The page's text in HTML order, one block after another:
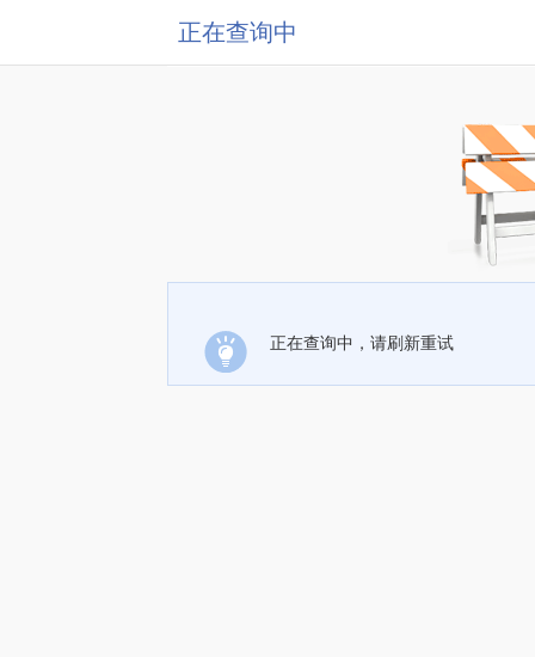
正在查询中
正在查询中，请刷新重试